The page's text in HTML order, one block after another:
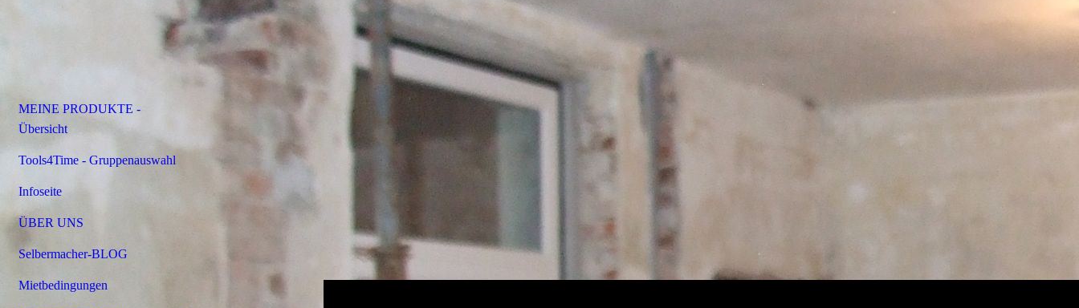
MEINE PRODUKTE -
Übersicht
Tools4Time - Gruppenauswahl
Infoseite
ÜBER UNS
Selbermacher-BLOG
Mietbedingungen